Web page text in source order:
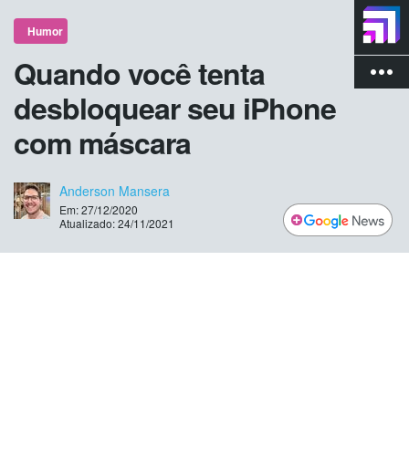
more_vert
Humor
Quando você tenta
desbloquear seu iPhone
com máscara
Anderson Mansera
Em: 27/12/2020
Atualizado: 24/11/2021